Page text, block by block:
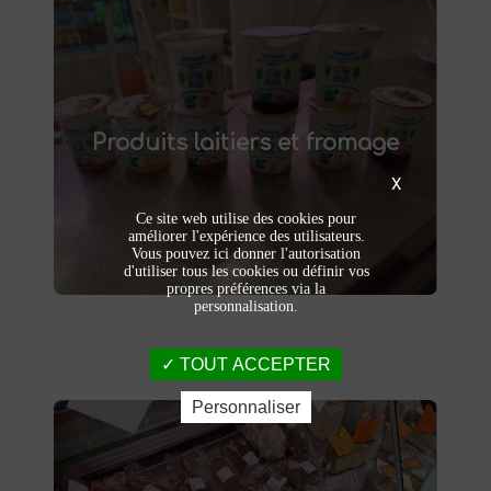
Produits laitiers et fromage
Produits laitiers et fromage
produits laitiers et fromages à
Saint-Saulve
. Yaourts crémeux, fromages
affinés et autres délices laitiers vous
garantie.
X
Ce site web utilise des cookies pour
améliorer l'expérience des utilisateurs.
Vous pouvez ici donner l'autorisation
d'utiliser tous les cookies ou définir vos
propres préférences via la
personnalisation.
TOUT ACCEPTER
Personnaliser